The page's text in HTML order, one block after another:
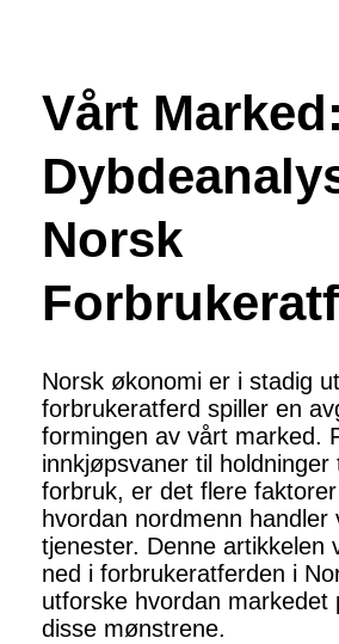
Vårt
Norsk
Norsk økonomi er i stadig
forbrukeratferd spiller en
formingen av vårt marked.
innkjøpsvaner til
forbruk, er det flere
hvordan nordmenn handler
tjenester. Denne artikkelen
ned i forbrukeratferden i
utforske hvordan markedet
disse mønstrene.